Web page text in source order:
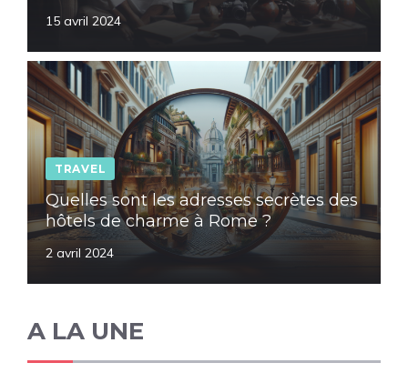
15 avril 2024
TRAVEL
Quelles sont les adresses secrètes des
hôtels de charme à Rome ?
2 avril 2024
A LA UNE